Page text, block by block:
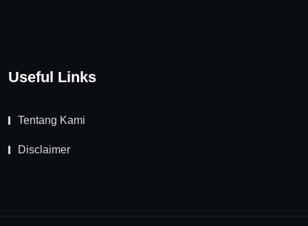
Useful Links
Tentang Kami
Disclaimer